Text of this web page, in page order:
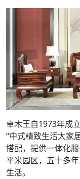
卓木王自1973年成
“中式精致生活大家
搭配，提供一体化
平米园区，五十多
生活。